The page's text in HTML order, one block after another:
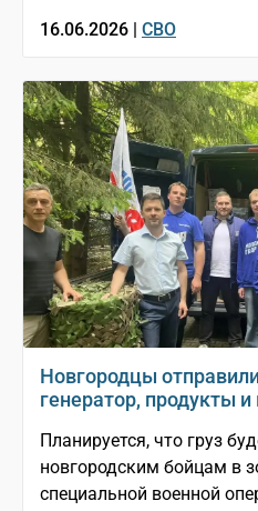
16.06.2026 | СВО
Новгородцы
генератор, продукты
Планируется, что груз
новгородским бойцам в
специальной военной